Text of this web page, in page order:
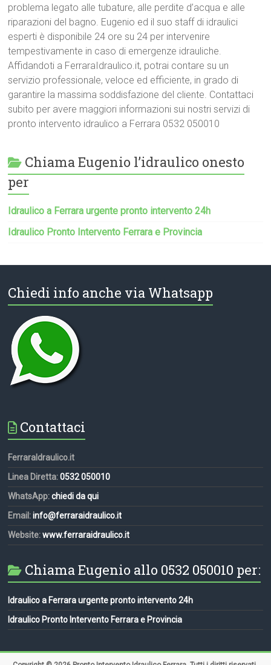
problema legato alle tubature, alle perdite d’acqua e alle
riparazioni del bagno. Eugenio ed il suo staff di idraulici
esperti è disponibile 24 ore su 24 per intervenire
tempestivamente in caso di emergenze idrauliche.
Affidandoti a FerraraIdraulico.it, potrai contare su un
servizio professionale, veloce ed efficiente, in grado di
garantire la massima soddisfazione del cliente. Contattaci
subito per avere maggiori informazioni sui nostri servizi di
pronto intervento idraulico a Ferrara 0532 050010
Chiama Eugenio l’idraulico onesto
per
Idraulico a Ferrara urgente pronto intervento 24h
Idraulico Pronto Intervento Ferrara e Provincia
Chiedi info anche via Whatsapp
Contattaci
FerraraIdraulico.it
Linea Diretta:0532 050010
WhatsApp:chiedi da qui
Email:info@ferraraidraulico.it
Website:www.ferraraidraulico.it
Chiama Eugenio allo 0532 050010 per:
Idraulico a Ferrara urgente pronto intervento 24h
Idraulico Pronto Intervento Ferrara e Provincia